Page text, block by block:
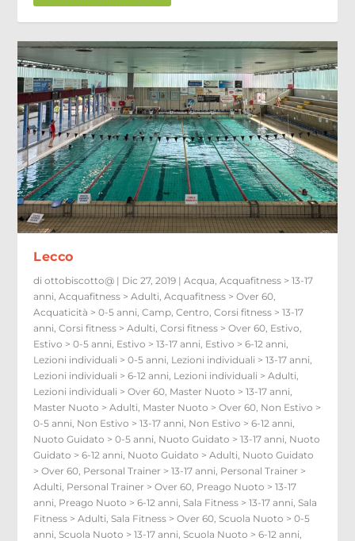
Lecco
diottobiscotto@ | Dic 27, 2019 |Acqua ,Acquafitness > 13-17
anni ,Acquafitness > Adulti ,Acquafitness > Over 60
Acquaticità > 0-5 anni ,Camp ,Centro ,Corsi fitness > 13-17
anni ,Corsi fitness > Adulti ,Corsi fitness > Over 60 Estivo
Estivo > 0-5 anni Estivo > 13-17 anni Estivo > 6-12 anni
Lezioni individuali > 0-5 anni Lezioni individuali > 13-17 anni
Lezioni individuali > 6-12 anni Lezioni individuali > Adulti
Lezioni individuali > Over 60 Master Nuoto > 13-17 anni
Master Nuoto > Adulti Master Nuoto > Over 60 Non Estivo >
0-5 anni Non Estivo > 13-17 anni Non Estivo > 6-12 anni
Nuoto Guidato > 0-5 anni Nuoto Guidato > 13-17 anni Nuoto
Guidato > 6-12 anni Nuoto Guidato > Adulti Nuoto Guidato
> Over 60 Personal Trainer > 13-17 anni Personal Trainer >
Adulti Personal Trainer > Over 60 Preago Nuoto > 13-17
anni Preago Nuoto > 6-12 anni ,Sala Fitness > 13-17 anni ,Sala
Fitness > Adulti ,Sala Fitness > Over 60 ,Scuola Nuoto > 0-5
anni ,Scuola Nuoto > 13-17 anni ,Scuola Nuoto > 6-12 anni